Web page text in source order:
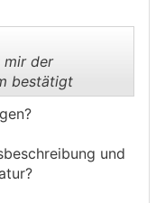
mir der
bestätigt
und